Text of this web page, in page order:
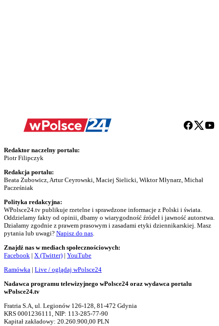
Redaktor naczelny portalu:
Piotr Filipczyk
Redakcja portalu:
Beata Zubowicz, Artur Ceyrowski, Maciej Sielicki, Wiktor Młynarz, Michał
Pacześniak
Polityka redakcyjna:
WPolsce24.tv publikuje rzetelne i sprawdzone informacje z Polski i świata.
Oddzielamy fakty od opinii, dbamy o wiarygodność źródeł i jawność autorstwa.
Działamy zgodnie z prawem prasowym i zasadami etyki dziennikarskiej. Masz
pytania lub uwagi? Napisz do nas.
Znajdź nas w mediach społecznościowych:
Facebook | X (Twitter) | YouTube
Ramówka | Live / oglądaj wPolsce24
Nadawca programu telewizyjnego wPolsce24 oraz wydawca portalu
wPolsce24.tv
Fratria S.A, ul. Legionów 126-128, 81-472 Gdynia
KRS 0001236111, NIP: 113-285-77-90
Kapitał zakładowy: 20.260.900,00 PLN